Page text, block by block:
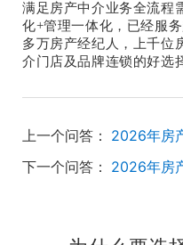
满足房产中介业务全流程
化+管理一体化， 已经 服务
多万房产经纪人， 上千位
介门店及品牌连锁的好选
上一个问答： 2026年房
下一个问答：